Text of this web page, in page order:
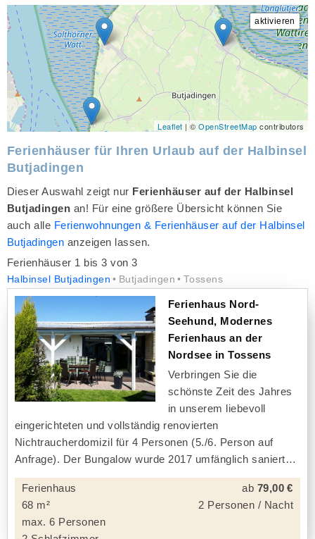
Leaflet | ©OpenStreetMap contributors
Ferienhäuser für Ihren Urlaub auf der Halbinsel
Butjadingen
Dieser Auswahl zeigt nur Ferienhäuser auf der Halbinsel
Butjadingen an! Für eine größere Übersicht können Sie
auch alle Ferienwohnungen & Ferienhäuser auf der Halbinsel
Butjadingen anzeigen lassen.
Ferienhäuser 1 bis 3 von 3
Halbinsel Butjadingen Butjadingen Tossens
Ferienhaus Nord-
Seehund, Modernes
Ferienhaus an der
Nordsee in Tossens
Verbringen Sie die
schönste Zeit des Jahres
in unserem liebevoll
eingerichteten und vollständig renovierten
Nichtraucherdomizil für 4 Personen (5./6. Person auf
Anfrage). Der Bungalow wurde 2017 umfänglich saniert
Ferienhaus
68 m²
max. 6 Personen
ab 79,00 €
2 Personen / Nacht